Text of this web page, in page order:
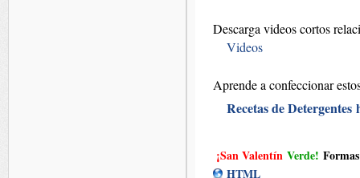
Descarga videos cortos
Videos
Aprende a confeccionar
Recetas de Detergentes
¡San Valentín Verde!
HTML